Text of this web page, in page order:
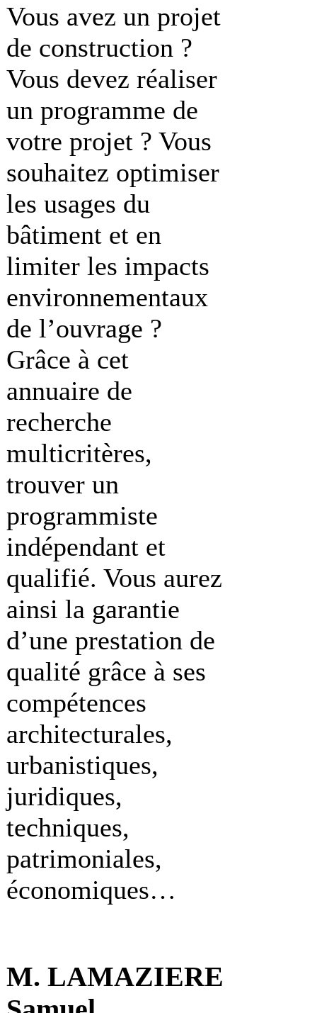
Vous avez un projet
de construction ?
Vous devez réaliser
un programme de
votre projet ? Vous
souhaitez optimiser
les usages du
bâtiment et en
limiter les impacts
environnementaux
de l’ouvrage ?
Grâce à cet
annuaire de
recherche
multicritères,
trouver un
programmiste
indépendant et
qualifié. Vous aurez
ainsi la garantie
d’une prestation de
qualité grâce à ses
compétences
architecturales,
urbanistiques,
juridiques,
techniques,
patrimoniales,
économiques…
M. LAMAZIERE